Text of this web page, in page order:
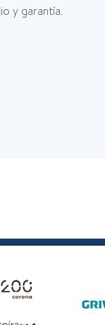
y garantía.